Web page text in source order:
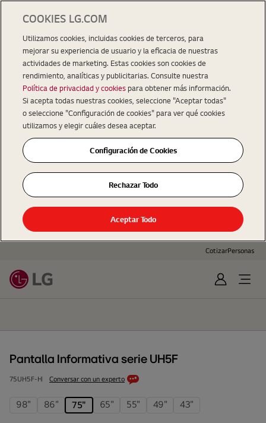
CotizarPersonas
IniciarOpen
Pantalla Informativa serie UH5F
75UH5F-H Conversar con un experto
98" 86" 75" 65" 55" 49" 43"
COOKIES LG.COM
Utilizamos cookies, incluidas cookies de terceros, para
mejorar su experiencia de usuario y la eficacia de nuestras
actividades de marketing. Estas cookies son cookies de
rendimiento, analíticas y publicitarias. Consulte nuestra
Política de privacidad y cookiespara obtener más información.
Si acepta todas nuestras cookies, seleccione "Aceptar todas"
o seleccione "Configuración de cookies" para ver qué cookies
utilizamos y elegir cuáles desea aceptar.
Configuración de Cookies
Rechazar Todo
Aceptar Todo